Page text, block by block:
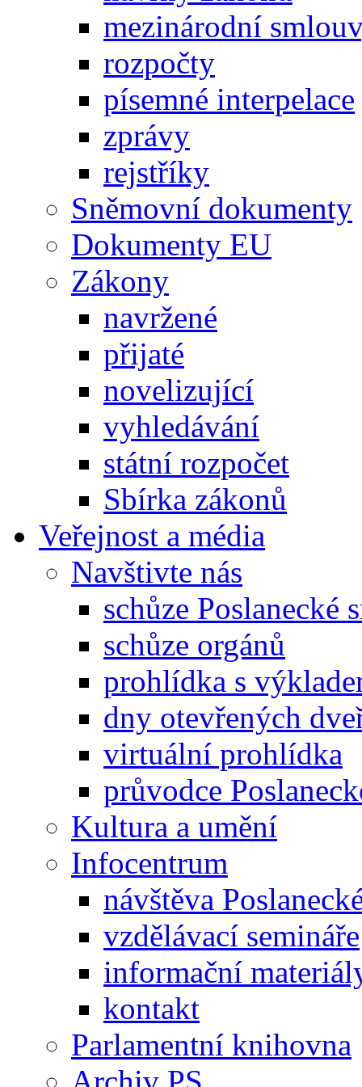
mezinárodní
rozpočty
písemné interpelace
zprávy
rejstříky
Sněmovní dokumenty
Dokumenty EU
Zákony
navržené
přijaté
novelizující
vyhledávání
státní rozpočet
Sbírka zákonů
Veřejnost a média
Navštivte nás
schůze Poslanecké
schůze orgánů
prohlídka s
dny otevřených
virtuální prohlídka
průvodce
Kultura a umění
Infocentrum
návštěva
vzdělávací semináře
informační
kontakt
Parlamentní knihovna